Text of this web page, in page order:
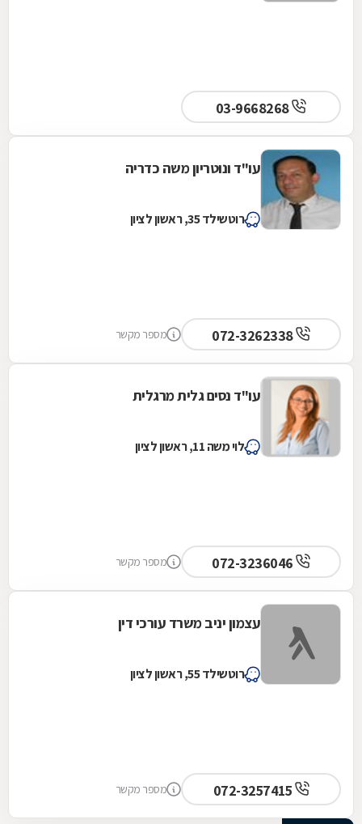
03-9668268
עו"ד ונוטריון משה כדריה
רוטשילד 35, ראשון לציון
072-3262338 מספר מקשר
עו"ד נסים גלית מרגלית
לוי משה 11, ראשון לציון
מספר מקשר
עצמון יניב משרד עורכי דין
רוטשילד 55, ראשון לציון
מספר מקשר